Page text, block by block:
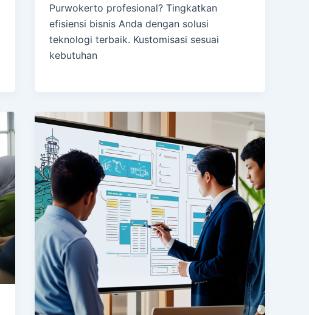
Purwokerto profesional? Tingkatkan
efisiensi bisnis Anda dengan solusi
teknologi terbaik. Kustomisasi sesuai
kebutuhan